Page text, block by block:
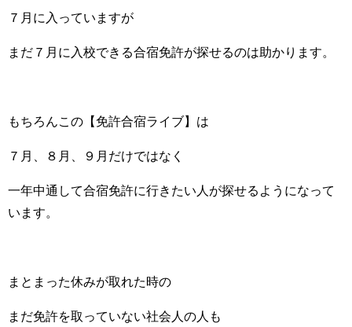
７月に入っていますが
まだ７月に入校できる合宿免許が探せるのは助かります。
もちろんこの【免許合宿ライブ】は
７月、８月、９月だけではなく
一年中通して合宿免許に行きたい人が探せるようになって
います。
まとまった休みが取れた時の
まだ免許を取っていない社会人の人も